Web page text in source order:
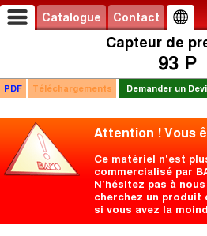
Catalogue Contact
Capteur de
93 P
PDF Téléchargements Demander un
Attention ! Vous
Ce matériel n'est
commercialisé par
N’hésitez pas à
cherchez un
si vous avez la